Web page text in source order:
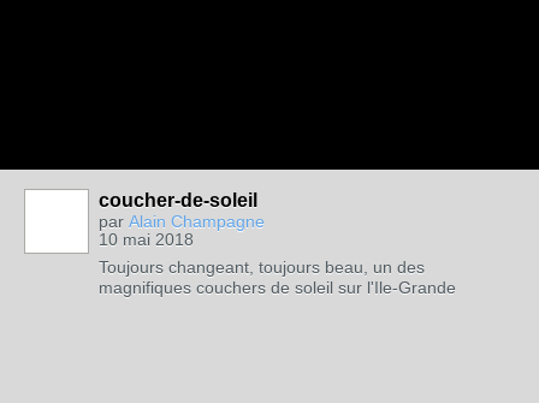
coucher-de-soleil
par Alain Champagne
10 mai 2018
Toujours changeant, toujours beau, un des
magnifiques couchers de soleil sur l'Ile-Grande